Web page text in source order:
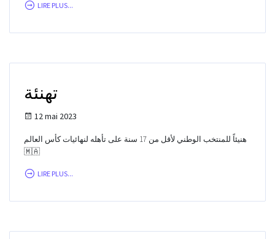
LIRE PLUS...
تهنئة
12 mai 2023
هنيئاً للمنتخب الوطني لأقل من 17 سنة على تأهله لنهائيات كأس العالم
🇲🇦
LIRE PLUS...